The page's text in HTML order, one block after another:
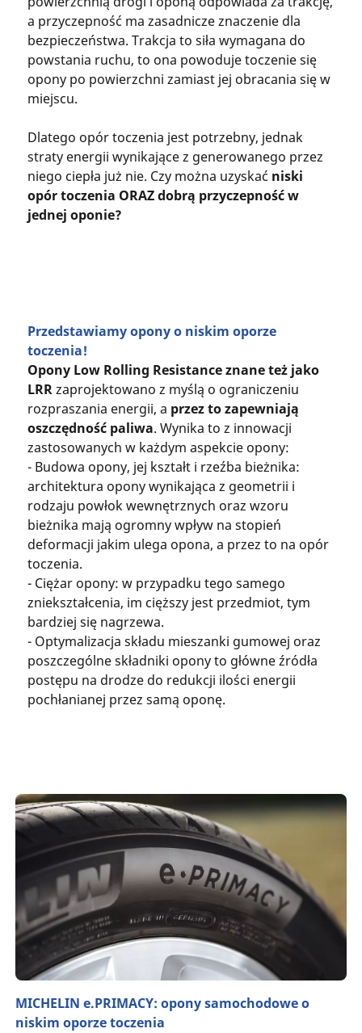
a przyczepność ma zasadnicze znaczenie dla
bezpieczeństwa. Trakcja to siła wymagana do
powstania ruchu, to ona powoduje toczenie się
opony po powierzchni zamiast jej obracania się w
miejscu.
Dlatego opór toczenia jest potrzebny, jednak
straty energii wynikające z generowanego przez
niego ciepła już nie. Czy można uzyskać niski
opór toczenia ORAZ dobrą przyczepność w
jednej oponie?
Przedstawiamy opony o niskim oporze
toczenia!
Opony Low Rolling Resistance znane też jako
LRRzaprojektowano z myślą o ograniczeniu
rozpraszania energii, a przez to zapewniają
oszczędność paliwa. Wynika to z innowacji
zastosowanych w każdym aspekcie opony:
- Budowa opony, jej kształt i rzeźba bieżnika:
architektura opony wynikająca z geometrii i
rodzaju powłok wewnętrznych oraz wzoru
bieżnika mają ogromny wpływ na stopień
deformacji jakim ulega opona, a przez to na opór
toczenia.
- Ciężar opony: w przypadku tego samego
zniekształcenia, im cięższy jest przedmiot, tym
bardziej się nagrzewa.
- Optymalizacja składu mieszanki gumowej oraz
poszczególne składniki opony to główne źródła
postępu na drodze do redukcji ilości energii
pochłanianej przez samą oponę.
MICHELIN e.PRIMACY: opony samochodowe o
niskim oporze toczenia